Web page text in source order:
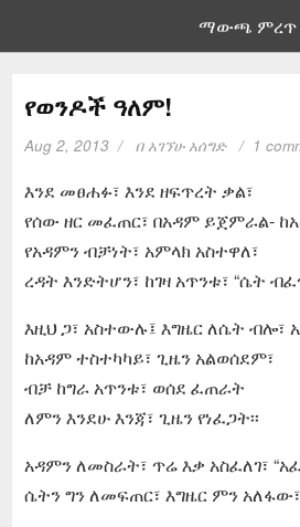
ማውጫ ምረጥ
የወንዶች ዓለም!
Aug 2, 2013 በ አገኘሁ አሰግድ 1
እንደ መፀሐፉ፣ እንደ ዘፍጥረት ቃል፣
የሰው ዘር መፈጠር፣ በአዳም ይጀምራል-
የአዳምን ብቻነት፣ አምላክ አስተዋለ፣
ረዳት እንድትሆን፣ ከገዛ አጥንቱ፣ “ሴት
እዚህ ጋ፣ አስተውሉ፤ እግዜር ለሴት ብሎ፣
ከአዳም ተስተካካይ፣ ጊዜን አልወሰደም፣
ብቻ ከግራ አጥንቱ፣ ወሰደ ፈጠራት
ለምን እንደሁ እንጃ፣ ጊዜን የነፈጋት፡፡
አዳምን ለመስራት፣ ጥሬ እቃ አስፈለገ፣
ሴትን ግን ለመፍጠር፣ እግዜር ምን